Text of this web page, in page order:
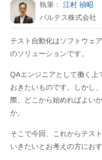
執筆： 江村 禎昭
バルテス株式会
テスト自動化はソフトウェ
のソリューションです。
QAエンジニアとして働く上
おきたいものです。しかし
際、どこから始めればよい
か。
そこで今回、これからテス
いきたいとお考えの方にお